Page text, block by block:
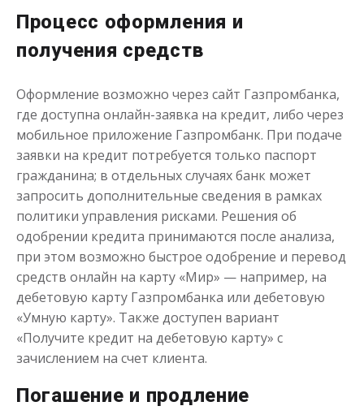
Одолжим до 30 дней
Сумма до50 000₽
Срок от 1 до 30 дня
Получить
Процесс оформления и
получения средств
Оформление возможно через сайт Газпромбанка,
где доступна онлайн-заявка на кредит, либо через
мобильное приложение Газпромбанк. При подаче
заявки на кредит потребуется только паспорт
гражданина; в отдельных случаях банк может
запросить дополнительные сведения в рамках
политики управления рисками. Решения об
одобрении кредита принимаются после анализа,
при этом возможно быстрое одобрение и перевод
средств онлайн на карту «Мир» — например, на
дебетовую карту Газпромбанка или дебетовую
«Умную карту». Также доступен вариант
«Получите кредит на дебетовую карту» с
зачислением на счет клиента.
Погашение и продление